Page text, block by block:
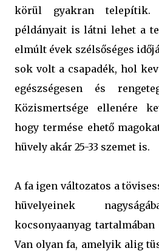
körül gyakran telepítik.
példányait is látni lehet a
elmúlt évek szélsőséges
sok volt a csapadék, hol
egészségesen és
Közismertsége ellenére
hogy termése ehető
hüvely akár 25-33 szemet is.
A fa igen változatos a
hüvelyeinek
kocsonyaanyag
Van olyan fa, amelyik alig